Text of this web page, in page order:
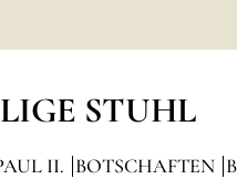
STUHL
II. BOTSCHAFTEN